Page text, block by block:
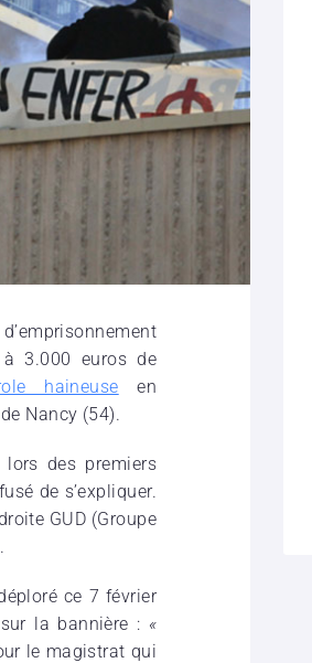
3.000 euros de
haineuse en
Nancy (54).
lors des premiers
de s’expliquer.
GUD (Groupe
ce 7 février
la bannière : «
le magistrat qui